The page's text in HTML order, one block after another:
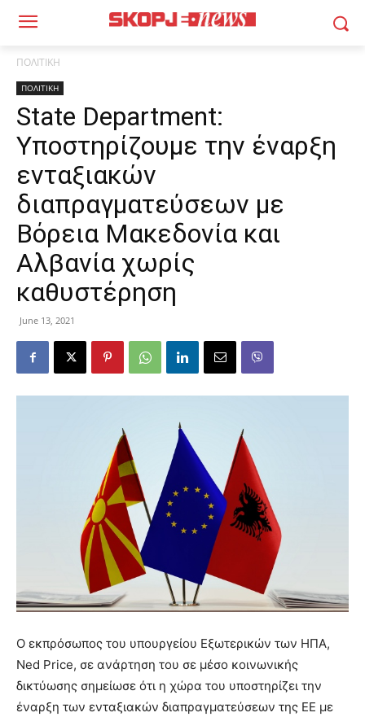
ΠΟΛΙΤΙΚΗ
ΠΟΛΙΤΙΚΗ
State Department:
Υποστηρίζουμε την έναρξη
ενταξιακών
διαπραγματεύσεων με
Βόρεια Μακεδονία και
Αλβανία χωρίς
καθυστέρηση
June 13, 2021
Ο εκπρόσωπος του υπουργείου Εξωτερικών των ΗΠΑ,
Ned Price, σε ανάρτηση του σε μέσο κοινωνικής
δικτύωσης σημείωσε ότι η χώρα του υποστηρίζει την
έναρξη των ενταξιακών διαπραγματεύσεων της ΕΕ με